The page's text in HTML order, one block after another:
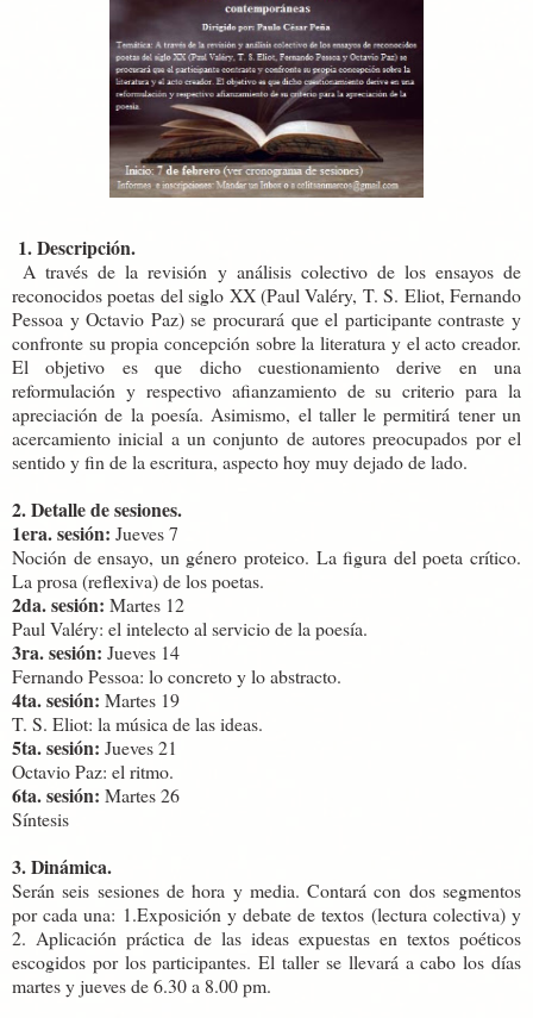
1. Descripción.
A través de la revisión y análisis colectivo de los ensayos de
reconocidos poetas del siglo XX (Paul Valéry, T. S. Eliot, Fernando
Pessoa y Octavio Paz) se procurará que el participante contraste y
confronte su propia concepción sobre la literatura y el acto creador.
El objetivo es que dicho cuestionamiento derive en una
reformulación y respectivo afianzamiento de su criterio para la
apreciación de la poesía. Asimismo, el taller le permitirá tener un
acercamiento inicial a un conjunto de autores preocupados por el
sentido y fin de la escritura, aspecto hoy muy dejado de lado.
2. Detalle de sesiones.
1era. sesión: Jueves 7
Noción de ensayo, un género proteico. La figura del poeta crítico.
La prosa (reflexiva) de los poetas.
2da. sesión: Martes 12
Paul Valéry: el intelecto al servicio de la poesía.
3ra. sesión: Jueves 14
Fernando Pessoa: lo concreto y lo abstracto.
4ta. sesión: Martes 19
T. S. Eliot: la música de las ideas.
5ta. sesión: Jueves 21
Octavio Paz: el ritmo.
6ta. sesión: Martes 26
Síntesis
3. Dinámica.
Serán seis sesiones de hora y media. Contará con dos segmentos
por cada una: 1.Exposición y debate de textos (lectura colectiva) y
2. Aplicación práctica de las ideas expuestas en textos poéticos
escogidos por los participantes. El taller se llevará a cabo los días
martes y jueves de 6.30 a 8.00 pm.